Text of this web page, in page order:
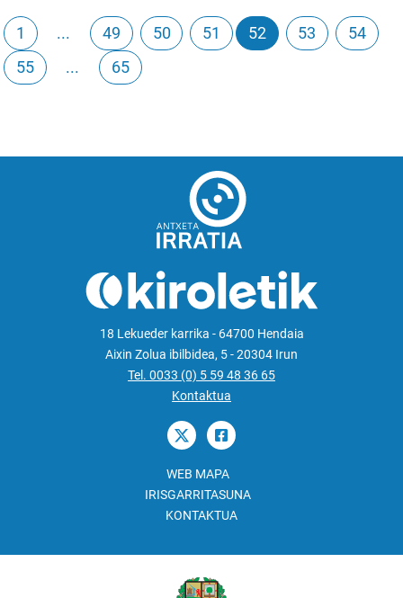
1 ... 49 50 51 52 53
54
55
... 65
18 Lekueder karrika - 64700 Hendaia
Aixin Zolua ibilbidea, 5 - 20304 Irun
Tel. 0033 (0) 5 59 48 36 65
Kontaktua
WEB MAPA
IRISGARRITASUNA
KONTAKTUA